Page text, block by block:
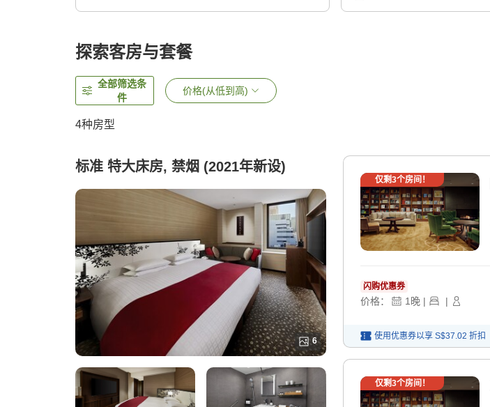
探索客房与套餐
全部筛选条
件
价格(从低到高)
4种房型
标准 特大床房, 禁烟 (2021年新设)
6
仅剩3个房间！
闪购优惠券
价格： 1晚 | |
使用优惠券以享 S$37.02 折扣
仅剩3个房间！